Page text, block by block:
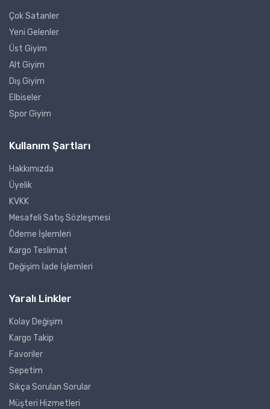
Çok Satanler
Yeni Gelenler
Üst Giyim
Alt Giyim
Dış Giyim
Elbiseler
Spor Giyim
Kullanım Şartları
Hakkımızda
Üyelik
KVKK
Mesafeli Satış Sözleşmesi
Ödeme İşlemleri
Kargo Teslimat
Değişim İade İşlemleri
Yaralı Linkler
Kolay Değişim
Kargo Takip
Favoriler
Sepetim
Sıkça Sorulan Sorular
Müşteri Hizmetleri